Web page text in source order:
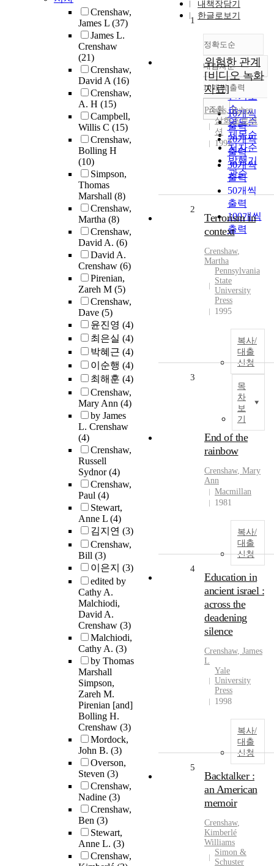
Crenshaw,
James L (37)
James L.
Crenshaw
(21)
Crenshaw,
David A(16)
Crenshaw,
A. H (15)
Campbell,
Willis C (15)
Crenshaw,
Bolling H
(10)
Simpson,
Thomas
Marshall (8)
Crenshaw,
Martha (8)
Crenshaw,
David A. (6)
David A.
Crenshaw (6)
Pirenian,
Zareh M (5)
Crenshaw,
Dave (5)
윤진영 (4)
최은실 (4)
박혜근 (4)
이순행 (4)
최해훈 (4)
Crenshaw,
Mary Ann (4)
by James
L. Crenshaw
(4)
Crenshaw,
Russell
Sydnor(4)
Crenshaw,
Paul (4)
Stewart,
Anne L (4)
김지연 (3)
Crenshaw,
Bill (3)
이은지 (3)
edited by
Cathy A.
Malchiodi,
David A.
Crenshaw (3)
Malchiodi,
Cathy A. (3)
by Thomas
Marshall
Simpson,
Zareh M.
Pirenian [and]
Bolling H.
Crenshaw (3)
Mordock,
John B. (3)
Overson,
Steven (3)
Crenshaw,
Nadine (3)
Crenshaw,
Ben (3)
Stewart,
Anne L. (3)
Crenshaw,
내책장담기
한글로보기
정확도순
정확도
순
인기도
순
연도순
제목순
저자순
발행기
관순
내림차순
내림차순
10개씩 출력
10개씩
출력
20개씩
출력
30개씩
출력
50개씩
출력
100개씩
출력
조회
1
위험한 관계
[비디오 녹화
자료]
Preuss, Ruben
삼화프로덕
션
1992
2
Terrorism in
context
Crenshaw,
Martha
Pennsylvania
State
University
Press
1995
복사/
대출
신청
목
차
보
기
3
End of the
rainbow
Crenshaw, Mary
Ann
Macmillan
1981
복사/
대출
신청
4
Education in
ancient israel :
across the
deadening
silence
Crenshaw, James
L
Yale
University
Press
1998
복사/
대출
신청
5
Backtalker :
an American
memoir
Crenshaw,
Kimberlé
Williams
Simon &
Schuster